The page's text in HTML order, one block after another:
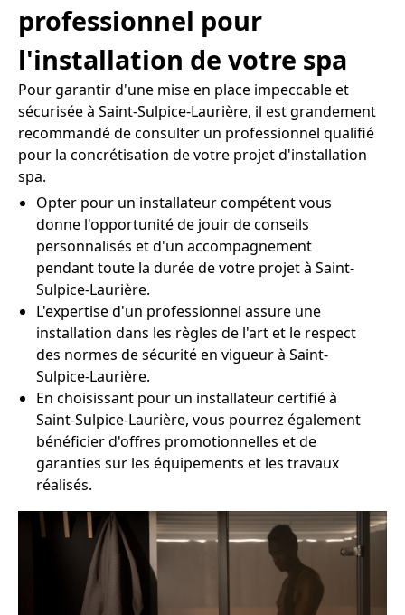
professionnel pour
l'installation de votre spa
Pour garantir d'une mise en place impeccable et
sécurisée à Saint-Sulpice-Laurière, il est grandement
recommandé de consulter un professionnel qualifié
pour la concrétisation de votre projet d'installation
spa.
Opter pour un installateur compétent vous
donne l'opportunité de jouir de conseils
personnalisés et d'un accompagnement
pendant toute la durée de votre projet à Saint-
Sulpice-Laurière.
L'expertise d'un professionnel assure une
installation dans les règles de l'art et le respect
des normes de sécurité en vigueur à Saint-
Sulpice-Laurière.
En choisissant pour un installateur certifié à
Saint-Sulpice-Laurière, vous pourrez également
bénéficier d'offres promotionnelles et de
garanties sur les équipements et les travaux
réalisés.